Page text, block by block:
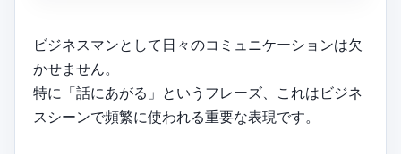
ビジネスマンとして日々のコミュニケーションは欠
かせません。
特に「話にあがる」というフレーズ、これはビジネ
スシーンで頻繁に使われる重要な表現です。